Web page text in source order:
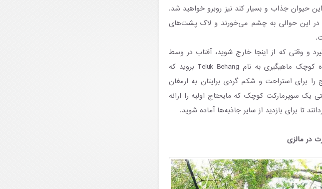
حیوان جذاب و بسیار کند نیز روبرو خواهید شد.
در این حوالی به چشم می‌خورند و لاک پشت‌های
و وقتی که از اینجا خارج شوید، آفتاب در وسط
آسمان است. بنابراین برای صرف ناهار، کافی است به دهکده کوچک ماهیگیری به نام Teluk Behang بروید که
برای استراحت و شکم گردی برایتان به ارمغان
یک سوپرمارکت کوچک که مایحتاج اولیه را ارائه
تا برای بازدید از سایر جاذبه‌ها آماده شوید.
در مالزی